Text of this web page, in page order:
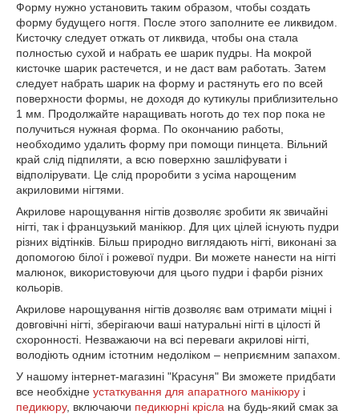
Форму нужно установить таким образом, чтобы создать
форму будущего ногтя. После этого заполните ее ликвидом.
Кисточку следует отжать от ликвида, чтобы она стала
полностью сухой и набрать ее шарик пудры. На мокрой
кисточке шарик растечется, и не даст вам работать. Затем
следует набрать шарик на форму и растянуть его по всей
поверхности формы, не доходя до кутикулы приблизительно
1 мм. Продолжайте наращивать ноготь до тех пор пока не
получиться нужная форма. По окончанию работы,
необходимо удалить форму при помощи пинцета. Вільний
край слід підпиляти, а всю поверхню зашліфувати і
відполірувати. Це слід проробити з усіма нарощеним
акриловими нігтями.
Акрилове нарощування нігтів дозволяє зробити як звичайні
нігті, так і французький манікюр. Для цих цілей існують пудри
різних відтінків. Більш природно виглядають нігті, виконані за
допомогою білої і рожевої пудри. Ви можете нанести на нігті
малюнок, використовуючи для цього пудри і фарби різних
кольорів.
Акрилове нарощування нігтів дозволяє вам отримати міцні і
довговічні нігті, зберігаючи ваші натуральні нігті в цілості й
схоронності. Незважаючи на всі переваги акрилові нігті,
володіють одним істотним недоліком – неприємним запахом.
У нашому інтернет-магазині "Красуня" Ви зможете придбати
все необхідне устаткування для апаратного манікюру і
педикюру, включаючи педикюрні крісла на будь-який смак за